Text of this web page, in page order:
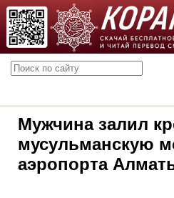
Мужчина залил
мусульманскую
аэропорта